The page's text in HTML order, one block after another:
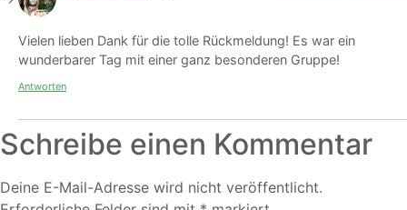
Vielen lieben Dank für die tolle Rückmeldung! Es war ein
wunderbarer Tag mit einer ganz besonderen Gruppe!
Antworten
Schreibe einen Kommentar
Deine E-Mail-Adresse wird nicht veröffentlicht.